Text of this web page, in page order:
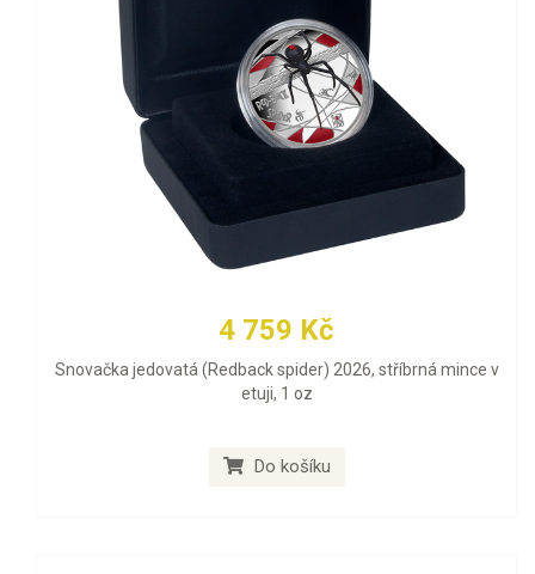
4 759 Kč
Snovačka jedovatá (Redback spider) 2026, stříbrná mince v
etuji, 1 oz
Do košíku